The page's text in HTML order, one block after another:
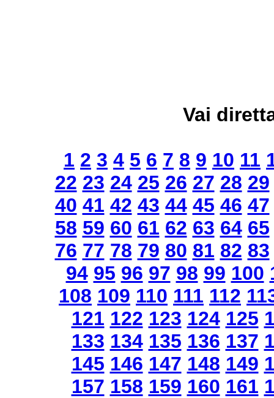
Vai
1 2 3 4 5 6 7 8 9 10 11
22 23 24 25 26 27 28 29
40 41 42 43 44 45 46 47
58 59 60 61 62 63 64 65
76 77 78 79 80 81 82 83
94 95 96 97 98 99 100
108 109 110 111 112
121 122 123 124 125
133 134 135 136 137
145 146 147 148 149
157 158 159 160 161